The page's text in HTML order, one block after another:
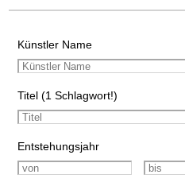
Künstler Name
Titel (1 Schlagwort!)
Entstehungsjahr